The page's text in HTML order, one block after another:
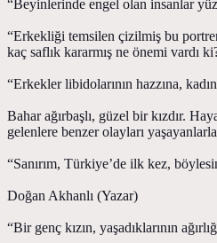
“Beyinlerinde engel olan insanlar
“Erkekliği temsilen çizilmiş bu
kaç saflık kararmış ne önemi vardı
“Erkekler libidolarının hazzına,
Bahar ağırbaşlı, güzel bir kızdır.
gelenlere benzer olayları
“Sanırım, Türkiye’de ilk kez,
Doğan Akhanlı (Yazar)
“Bir genç kızın, yaşadıklarının